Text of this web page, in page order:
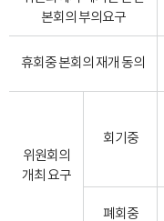
본회의 부의요구
휴회중 본회의 재개 동의
위원회의
개최 요구
회기중
폐회중